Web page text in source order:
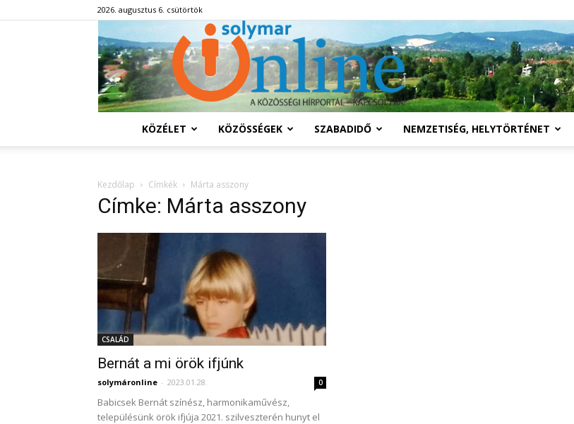
2026. augusztus 6. csütörtök
KÖZÉLET KÖZÖSSÉGEK SZABADIDŐ NEMZETISÉG, HELYTÖRTÉNET
Kezdőlap Címkék Márta asszony
Címke: Márta asszony
CSALÁD
Bernát a mi örök ifjúnk
solymáronline - 2023.01.28. 0
Babicsek Bernát színész, harmonikaművész,
településünk örök ifjúja 2021. szilveszterén hunyt el